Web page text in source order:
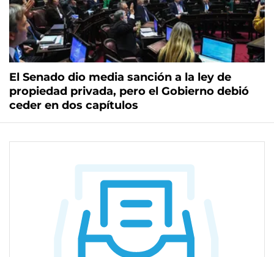
El Senado dio media sanción a la ley de
propiedad privada, pero el Gobierno debió
ceder en dos capítulos